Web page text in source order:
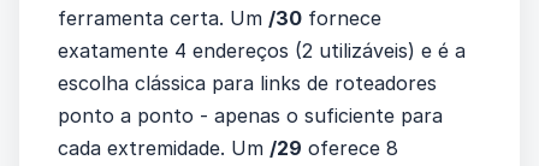
ferramenta certa. Um /30 fornece
exatamente 4 endereços (2 utilizáveis) e é a
escolha clássica para links de roteadores
ponto a ponto - apenas o suficiente para
cada extremidade. Um /29 oferece 8